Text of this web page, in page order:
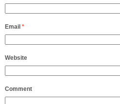
Email *
Website
Comment